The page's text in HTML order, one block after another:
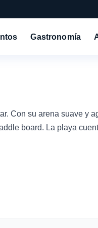
Gastronomía
Con su arena suave y
board. La playa